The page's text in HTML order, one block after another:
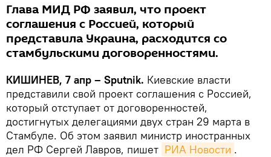
Глава МИД РФ заявил, что проект
соглашения с Россией, который
представила Украина, расходится со
стамбульскими договоренностями.
КИШИНЕВ, 7 апр – Sputnik. Киевские власти
представили свой проект соглашения с Россией,
который отступает от договоренностей,
достигнутых делегациями двух стран 29 марта в
Стамбуле. Об этом заявил министр иностранных
дел РФ Сергей Лавров, пишет РИА Новости .